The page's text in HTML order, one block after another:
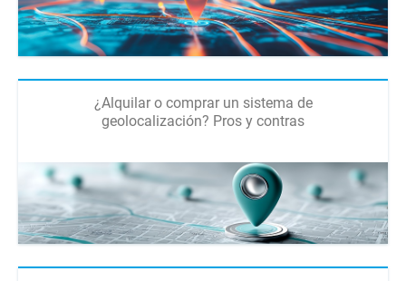
¿Alquilar o comprar un sistema de
geolocalización? Pros y contras